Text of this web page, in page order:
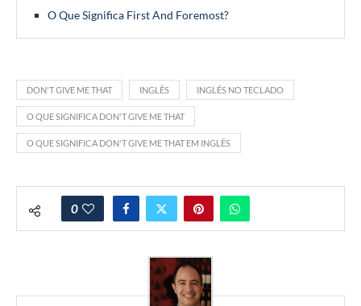
O Que Significa First And Foremost?
DON'T GIVE ME THAT INGLÊS INGLÊS NO TECLADO
O QUE SIGNIFICA DON'T GIVE ME THAT
O QUE SIGNIFICA DON'T GIVE ME THAT EM INGLÊS
0